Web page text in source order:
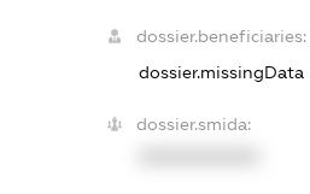
dossier.beneficiaries:
dossier.missingData
dossier.smida: